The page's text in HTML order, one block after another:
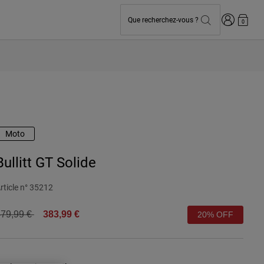
Que recherchez-vous ? Connexion
0
Moto
GT Solide
n° 35212
reduced from
€to 383,99 € 20% OFF